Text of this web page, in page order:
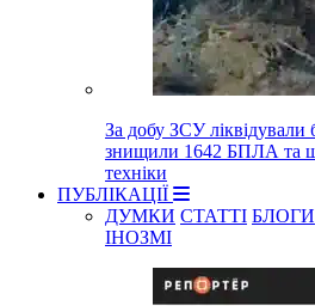
За добу ЗСУ ліквідували
знищили 1642 БПЛА та
техніки
ПУБЛІКАЦІЇ
ДУМКИ СТАТТІ БЛОГИ
ІНОЗМІ